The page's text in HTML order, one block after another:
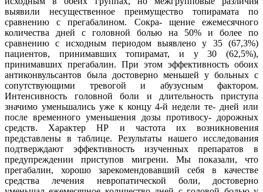
выявили несущественное преимущество топирамата по
сравнению с прегабалином. Сокра- щение ежемесячного
количества дней с головной болью на 50% и более по
сравнению с исходным периодом выявлено у 35 (67,3%)
пациентов, принимавших топирамат, и у 30 (62,5%),
принимавших прегабалин. При этом эффективность обоих
антиконвульсантов была достоверно меньшей у больных с
сопутствующими тревогой и абузусным фактором.
Интенсивность головной боли и длительность приступа
значимо уменьшались уже к концу 4-й недели те- дней или
после временного уменьшения дозы противосу- дорожных
средств. Характер НР и частота их возникновения
представлены в таблице. Результаты нашего исследования
подтверждают эффективность изученных препаратов в
предупреждении приступов мигрени. Мы показали, что
прегабалин, хорошо зарекомендовавший себя в качестве
средства лечения невропатической боли, достоверно